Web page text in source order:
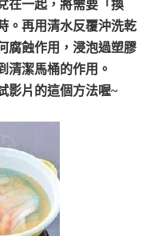
在一起，將需要「換
。再用清水反覆沖洗乾
腐蝕作用，浸泡過塑膠
清潔馬桶的作用。
影片的這個方法喔~